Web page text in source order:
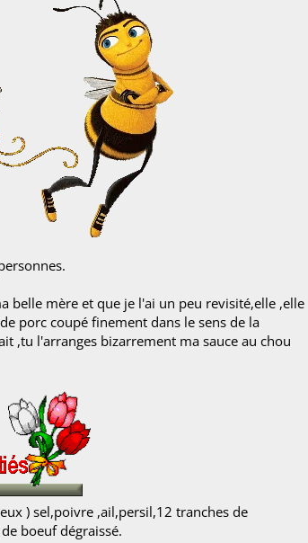
belle mère et que je l'ai un peu revisité,elle ,elle
porc coupé finement dans le sens de la
,tu l'arranges bizarrement ma sauce au chou
) sel,poivre ,ail,persil,12 tranches de
boeuf dégraissé.